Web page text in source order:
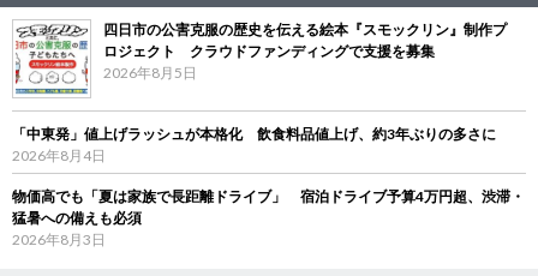
四日市の公害克服の歴史を伝える絵本『スモックリン』制作プ
ロジェクト クラウドファンディングで支援を募集
2026年8月5日
「中東発」値上げラッシュが本格化 飲食料品値上げ、約3年ぶりの多さに
2026年8月4日
物価高でも「夏は家族で長距離ドライブ」 宿泊ドライブ予算4万円超、渋滞・
猛暑への備えも必須
2026年8月3日